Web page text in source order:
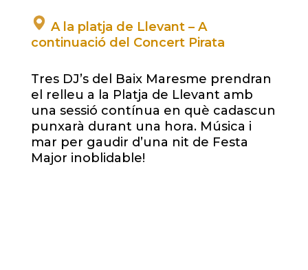
A la platja de Llevant – A
continuació del Concert Pirata
Tres DJ’s del Baix Maresme prendran
el relleu a la Platja de Llevant amb
una sessió contínua en què cadascun
punxarà durant una hora. Música i
mar per gaudir d’una nit de Festa
Major inoblidable!